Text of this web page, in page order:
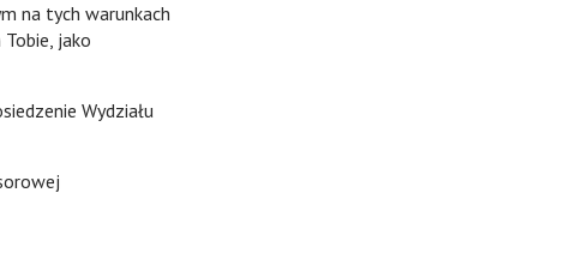
na tych warunkach
jako
Wydziału